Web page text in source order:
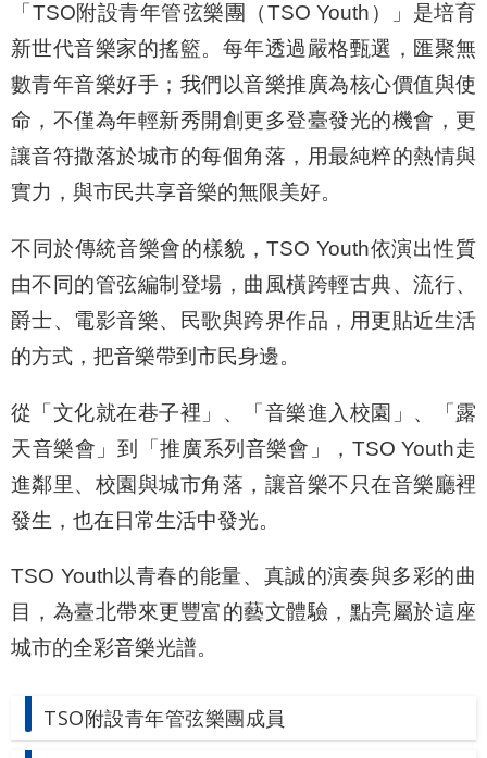
文
宣
品
及
出
版
品
政
資
訊
網
站
English
情
系
統
台北通
TaipeiPASS
「TSO附設青年管弦樂團（TSO Youth）」是培育
新世代音樂家的搖籃。每年透過嚴格甄選，匯聚無
數青年音樂好手；我們以音樂推廣為核心價值與使
命，不僅為年輕新秀開創更多登臺發光的機會，更
讓音符撒落於城市的每個角落，用最純粹的熱情與
實力，與市民共享音樂的無限美好。
不同於傳統音樂會的樣貌，TSO Youth依演出性質
由不同的管弦編制登場，曲風橫跨輕古典、流行、
爵士、電影音樂、民歌與跨界作品，用更貼近生活
的方式，把音樂帶到市民身邊。
從「文化就在巷子裡」、「音樂進入校園」、「露
天音樂會」到「推廣系列音樂會」，TSO Youth走
進鄰里、校園與城市角落，讓音樂不只在音樂廳裡
發生，也在日常生活中發光。
TSO Youth以青春的能量、真誠的演奏與多彩的曲
目，為臺北帶來更豐富的藝文體驗，點亮屬於這座
城市的全彩音樂光譜。
TSO附設青年管弦樂團成員